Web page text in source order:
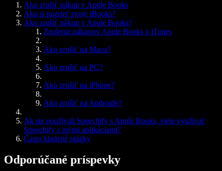
Ako zrušiť nákup v Apple Books
Ako si pozrieť svoje iBooks?
Ako zrušiť nákup v Apple Books?
Zrušenie nákupov Apple Books v iTunes
Ako zrušiť na Macu?
Ako zrušiť na PC?
Ako zrušiť na iPhone?
Ako zrušiť na Androide?
Ak ste používali Speechify s Apple Books, viete využívať
Speechify s inými aplikáciami?
Často kladené otázky
Odporúčané príspevky